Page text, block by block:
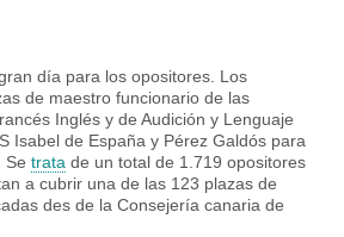
día para los opositores. Los
de maestro funcionario de las
Inglés y de Audición y Lenguaje
Isabel de España y Pérez Galdós para
Se trata de un total de 1.719 opositores
a cubrir una de las 123 plazas de
des de la Consejería canaria de